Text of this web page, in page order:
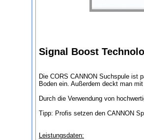
Signal Boost
Die CORS CANNON Suchspule ist
Boden ein. Außerdem deckt man
Durch die Verwendung von
Tipp: Profis setzen den CANNON
Leistungsdaten: